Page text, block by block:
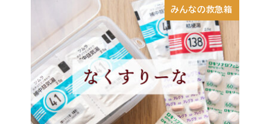
みんなの救急箱